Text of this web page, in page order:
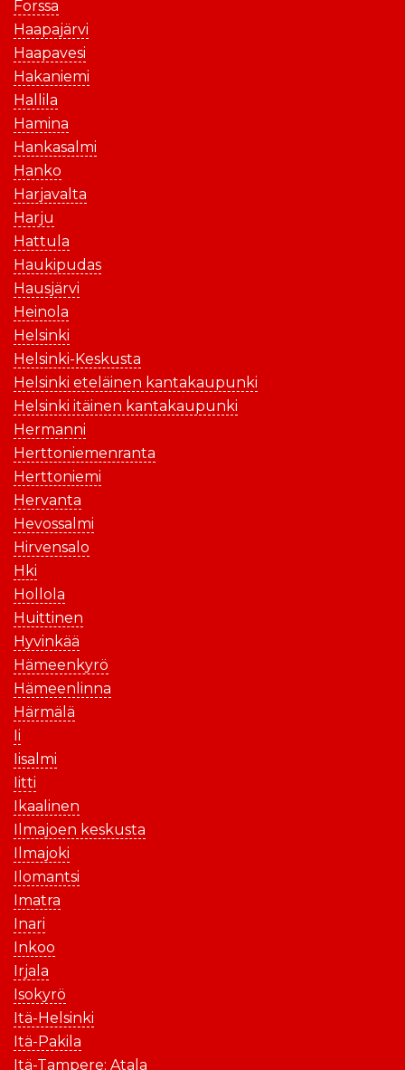
Forssa
Haapajärvi
Haapavesi
Hakaniemi
Hallila
Hamina
Hankasalmi
Hanko
Harjavalta
Harju
Hattula
Haukipudas
Hausjärvi
Heinola
Helsinki
Helsinki-Keskusta
Helsinki eteläinen kantakaupunki
Helsinki itäinen kantakaupunki
Hermanni
Herttoniemenranta
Herttoniemi
Hervanta
Hevossalmi
Hirvensalo
Hki
Hollola
Huittinen
Hyvinkää
Hämeenkyrö
Hämeenlinna
Härmälä
Ii
Iisalmi
Iitti
Ikaalinen
Ilmajoen keskusta
Ilmajoki
Ilomantsi
Imatra
Inari
Inkoo
Irjala
Isokyrö
Itä-Helsinki
Itä-Pakila
Itä-Tampere: Atala